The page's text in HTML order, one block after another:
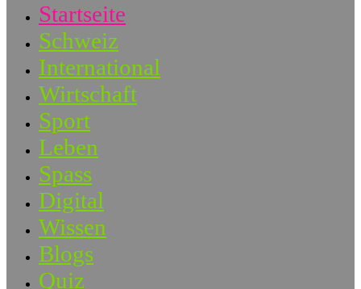
Startseite
Schweiz
International
Wirtschaft
Sport
Leben
Spass
Digital
Wissen
Blogs
Quiz